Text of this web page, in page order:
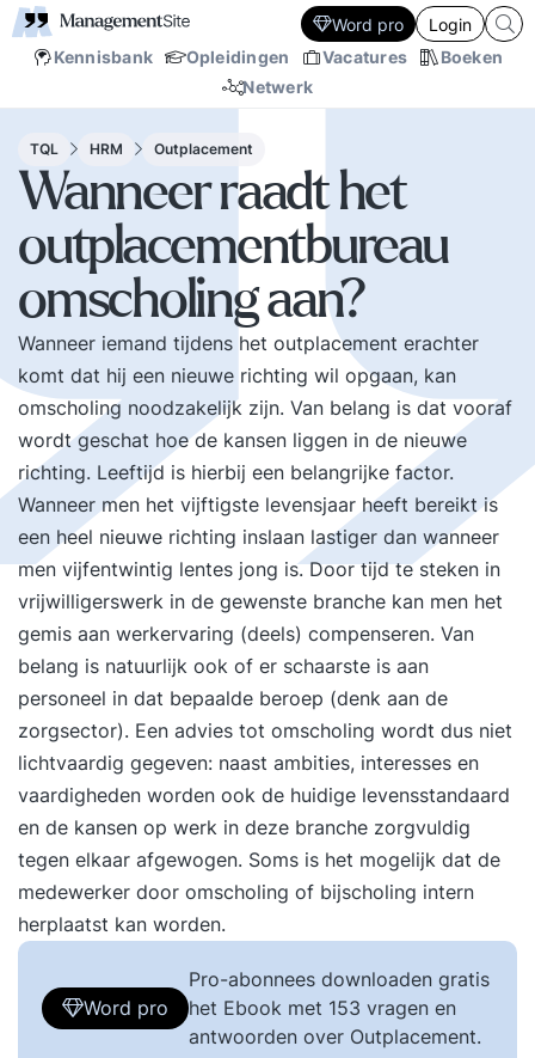
Kennisbank Opleidingen Vacatures
Boeken
Netwerk
Word pro Login
TQL HRM Outplacement
Wanneer raadt het
outplacementbureau
omscholing aan?
Wanneer iemand tijdens het outplacement erachter
komt dat hij een nieuwe richting wil opgaan, kan
omscholing noodzakelijk zijn. Van belang is dat vooraf
wordt geschat hoe de kansen liggen in de nieuwe
richting. Leeftijd is hierbij een belangrijke factor.
Wanneer men het vijftigste levensjaar heeft bereikt is
een heel nieuwe richting inslaan lastiger dan wanneer
men vijfentwintig lentes jong is. Door tijd te steken in
vrijwilligerswerk in de gewenste branche kan men het
gemis aan werkervaring (deels) compenseren. Van
belang is natuurlijk ook of er schaarste is aan
personeel in dat bepaalde beroep (denk aan de
zorgsector). Een advies tot omscholing wordt dus niet
lichtvaardig gegeven: naast ambities, interesses en
vaardigheden worden ook de huidige levensstandaard
en de kansen op werk in deze branche zorgvuldig
tegen elkaar afgewogen. Soms is het mogelijk dat de
medewerker door omscholing of bijscholing intern
herplaatst kan worden.
Word pro
Pro-abonnees downloaden gratis
het Ebook met 153 vragen en
antwoorden over Outplacement.